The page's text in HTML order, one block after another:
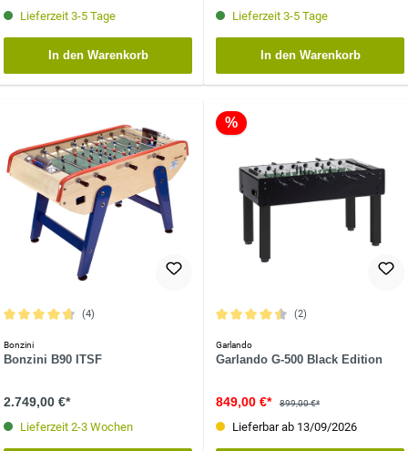
Lieferzeit 3-5 Tage
In den Warenkorb
Lieferzeit 3-5 Tage
In den Warenkorb
(4)
Bonzini
Bonzini B90 ITSF
2.749,00 €*
Lieferzeit 2-3 Wochen
%
(2)
Garlando
Garlando G-500 Black Edition
849,00 €* 899,00 €*
Lieferbar ab 13/09/2026